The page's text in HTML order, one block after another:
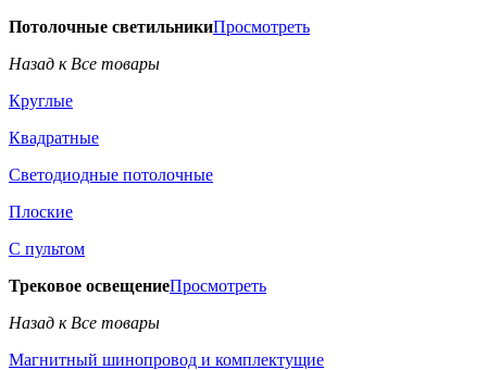
Потолочные светильникиПросмотреть
Назад к Все товары
Круглые
Квадратные
Светодиодные потолочные
Плоские
С пультом
Трековое освещениеПросмотреть
Назад к Все товары
Магнитный шинопровод и комплектущие